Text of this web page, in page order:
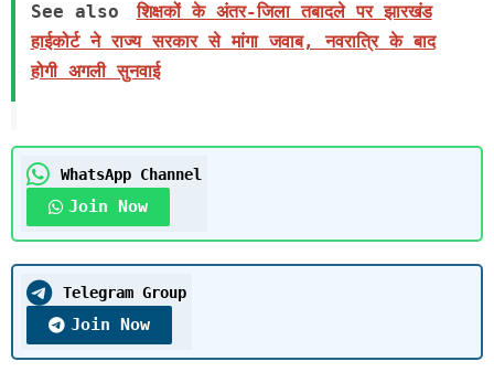
See also
शिक्षकों के अंतर-जिला तबादले पर झारखंड
हाईकोर्ट ने राज्य सरकार से मांगा जवाब, नवरात्रि के बाद
होगी अगली सुनवाई
WhatsApp Channel
Join Now
Telegram Group
Join Now